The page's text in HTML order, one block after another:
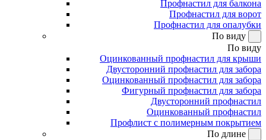
Профнастил для балкона
Профнастил для ворот
Профнастил для опалубки
По виду
По виду
Оцинкованный профнастил для крыши
Двусторонний профнастил для забора
Оцинкованный профнастил для забора
Фигурный профнастил для забора
Двусторонний профнастил
Оцинкованный профнастил
Профлист с полимерным покрытием
По длине